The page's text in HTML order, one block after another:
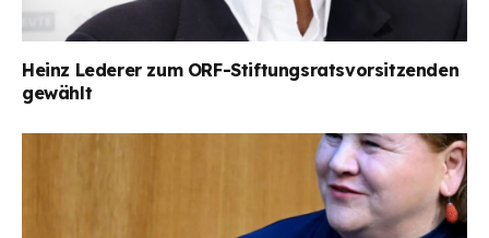
Heinz Lederer zum ORF-Stiftungsratsvorsitzenden
gewählt